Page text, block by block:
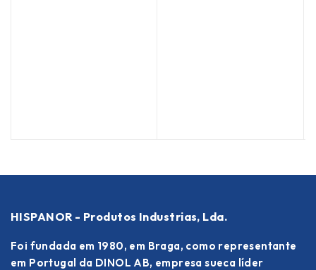
HISPANOR - Produtos Industrias, Lda.
Foi fundada em 1980, em Braga, como representante
em Portugal da DINOL AB, empresa sueca líder